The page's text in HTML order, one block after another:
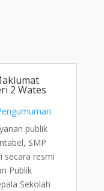
2 Wates
publik
SMP
secara resmi
Publik
Sekolah